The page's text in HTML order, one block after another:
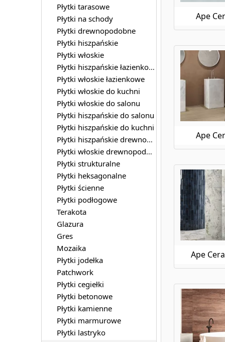
Ape
Ape
Ape
Płytki tarasowe
Płytki na schody
Płytki drewnopodobne
Płytki hiszpańskie
Płytki włoskie
Płytki hiszpańskie łazienkowe
Płytki włoskie łazienkowe
Płytki włoskie do kuchni
Płytki włoskie do salonu
Płytki hiszpańskie do salonu
Płytki hiszpańskie do kuchni
Płytki hiszpańskie drewnopodobne
Płytki włoskie drewnopodobne
Płytki strukturalne
Płytki heksagonalne
Płytki ścienne
Płytki podłogowe
Terakota
Glazura
Gres
Mozaika
Płytki jodełka
Patchwork
Płytki cegiełki
Płytki betonowe
Płytki kamienne
Płytki marmurowe
Płytki lastryko